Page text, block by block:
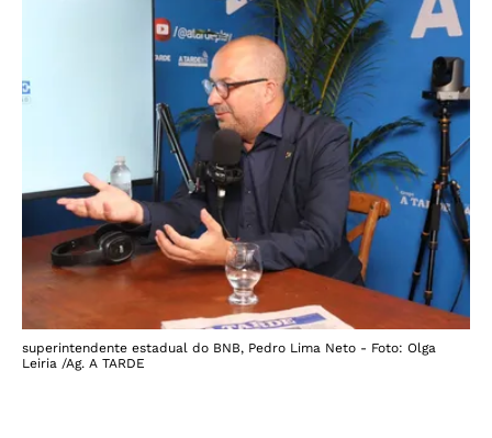
superintendente estadual do BNB, Pedro Lima Neto - Foto: Olga
Leiria /Ag. A TARDE